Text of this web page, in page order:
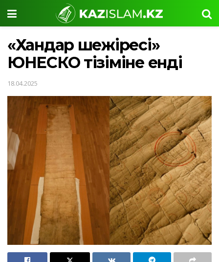
«Хандар шежіресі»
ЮНЕСКО тізіміне енді
18.04.2025